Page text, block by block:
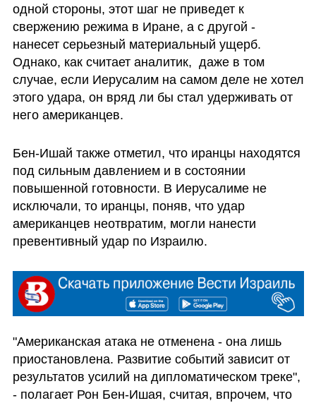
одной стороны, этот шаг не приведет к
свержению режима в Иране, а с другой -
нанесет серьезный материальный ущерб.
Однако, как считает аналитик,  даже в том
случае, если Иерусалим на самом деле не хотел
этого удара, он вряд ли бы стал удерживать от
него американцев.
Бен-Ишай также отметил, что иранцы находятся
под сильным давлением и в состоянии
повышенной готовности. В Иерусалиме не
исключали, то иранцы, поняв, что удар
американцев неотвратим, могли нанести
превентивный удар по Израилю.
"Американская атака не отменена - она лишь
приостановлена. Развитие событий зависит от
результатов усилий на дипломатическом треке",
- полагает Рон Бен-Ишая, считая, впрочем, что